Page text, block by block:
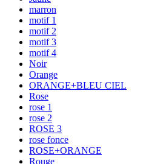
marron
motif 1
motif 2
motif 3
motif 4
Noir
Orange
ORANGE+BLEU CIEL
Rose
rose 1
rose 2
ROSE 3
rose fonce
ROSE+ORANGE
Rouge